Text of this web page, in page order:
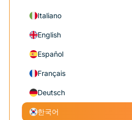
Italiano
English
Español
Français
Deutsch
한국어